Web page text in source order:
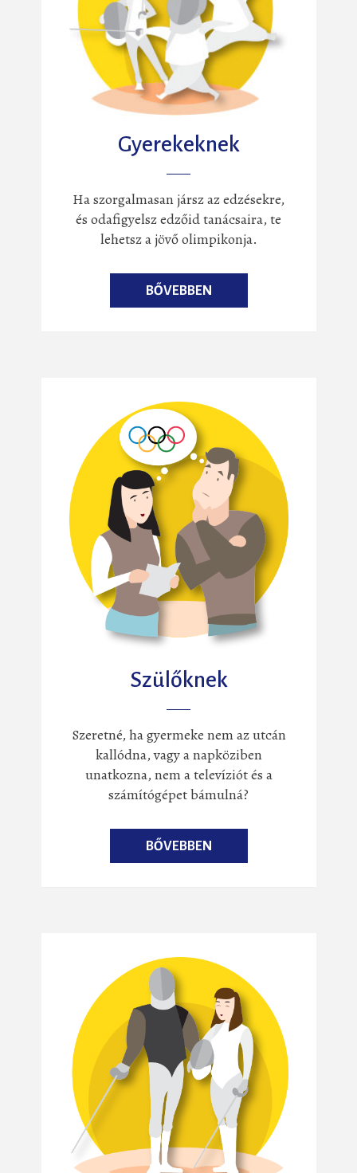
Gyerekeknek
Ha szorgalmasan jársz az edzésekre,
és odafigyelsz edzőid tanácsaira, te
lehetsz a jövő olimpikonja.
BŐVEBBEN
Szülőknek
Szeretné, ha gyermeke nem az utcán
kallódna, vagy a napköziben
unatkozna, nem a televíziót és a
számítógépet bámulná?
BŐVEBBEN